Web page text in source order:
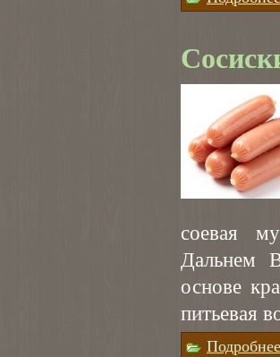
соевая
Дальнем
основе
питьевая
Подробнее